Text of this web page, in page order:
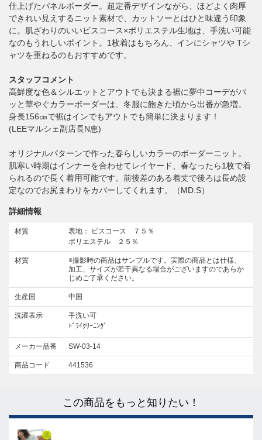
仕上げたパネルボーダー。超定番デザインながら、ほどよく肉厚
できれい見えするニット素材で、カットソーとはひと味違う印象
に。肌ざわりのいいビスコース×ポリエステル生地は、手洗い可能
なのもうれしいポイント。1枚着はもちろん、インにシャツや Tシ
ャツを重ねるのもおすすめです。
スタッフコメント
高鮮度な色＆シルエットとアウトでも決まる裾に夢中コーデがパ
ッと華やぐカラーボーダーは、冬服に飽きた頃から出番が急増。
身長156㎝で裾はインでもアウトでも簡単に決まります！
(LEEマルシェ副店長N恵)
オリジナルパターンで作った春らしいカラーのボーダーニット。
肌寒い時期はインナーを合わせてレイヤード、春なったら1枚で着
られるので長く着用可能です。前後差のある着丈で後ろは長め設
定なのでお尻まわりをカバーしてくれます。（MD.S）
詳細情報
材質
表地： ビスコース ７５％
ポリエステル ２５％
材質
※撮影時の商品はサンプルです。実際の商品とは仕様、
加工、サイズが若干異なる場合がございますのであらか
じめご了承ください。
生産国 中国
洗濯表示
手洗い可
ﾄﾞﾗｲｸﾘｰﾆﾝｸﾞ
メーカー品番 SW-03-14
商品コード 441536
この商品をもっと知りたい！